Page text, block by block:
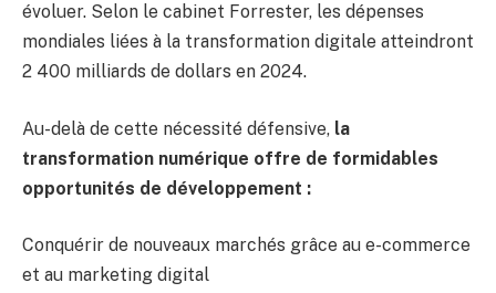
évoluer. Selon le cabinet Forrester, les dépenses
mondiales liées à la transformation digitale atteindront
2 400 milliards de dollars en 2024.
Au-delà de cette nécessité défensive, la
transformation numérique offre de formidables
opportunités de développement :
Conquérir de nouveaux marchés grâce au e-commerce
et au marketing digital